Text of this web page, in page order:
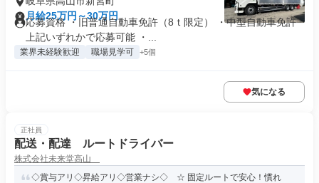
月給25万円～30万円
応募資格 ・旧普通自動車免許（8ｔ限定） ・中型自動車免許
上記いずれかで応募可能 ・...
業界未経験歓迎 職場見学可 +5個
気になる
正社員
配送・配達 ルートドライバー
株式会社未来堂高山
◇賞与アリ◇昇給アリ◇営業ナシ◇ ☆ 固定ルートで安心！慣れ